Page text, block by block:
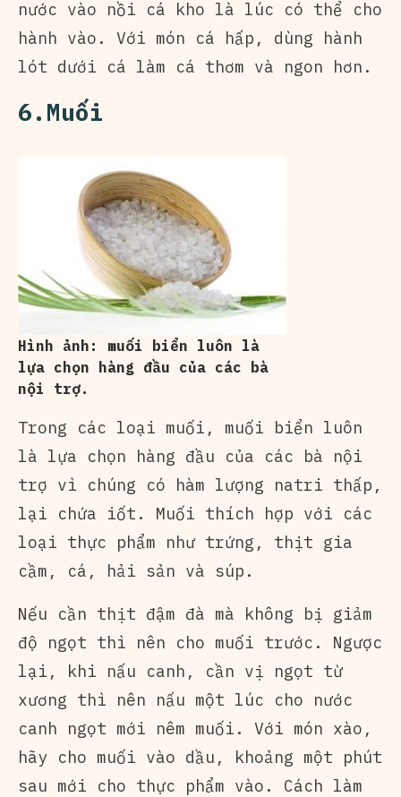
nước vào nồi cá kho là lúc có thể cho
hành vào. Với món cá hấp, dùng hành
lót dưới cá làm cá thơm và ngon hơn.
6.Muối
Hình ảnh: muối biển luôn là
lựa chọn hàng đầu của các bà
nội trợ.
Trong các loại muối, muối biển luôn
là lựa chọn hàng đầu của các bà nội
trợ vì chúng có hàm lượng natri thấp,
lại chứa iốt. Muối thích hợp với các
loại thực phẩm như trứng, thịt gia
cầm, cá, hải sản và súp.
Nếu cần thịt đậm đà mà không bị giảm
độ ngọt thì nên cho muối trước. Ngược
lại, khi nấu canh, cần vị ngọt từ
xương thì nên nấu một lúc cho nước
canh ngọt mới nêm muối. Với món xào,
hãy cho muối vào dầu, khoảng một phút
sau mới cho thực phẩm vào. Cách làm